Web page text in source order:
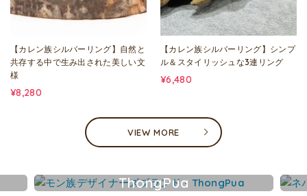
【カレン族シルバーリング】自然と
共存する中で生み出された美しい文
様
¥8,280
【カレン族シルバーリング】シンプ
ル＆スタイリッシュな3連リング
¥6,480
VIEW MORE
ThongPua